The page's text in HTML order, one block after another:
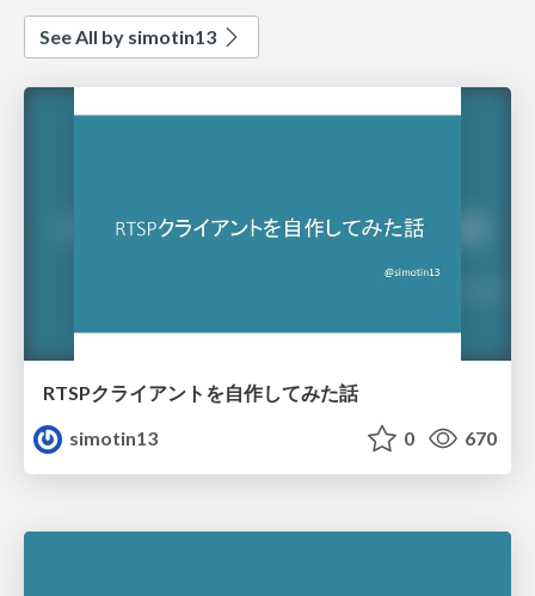
See All by simotin13
RTSPクライアントを自作してみた話
simotin13
0 670